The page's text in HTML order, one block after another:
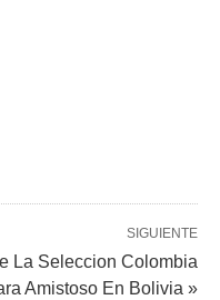
SIGUIENTE
La Seleccion Colombia
Amistoso En Bolivia »